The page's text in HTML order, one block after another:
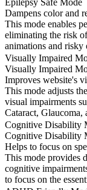
Epilepsy Safe Mode
Dampens color and
This mode enables
eliminating the risk
animations and risky
Visually Impaired
Visually Impaired
Improves website's
This mode adjusts
visual impairments
Cataract, Glaucoma,
Cognitive Disability
Cognitive Disability
Helps to focus on
This mode provides
cognitive
to focus on the